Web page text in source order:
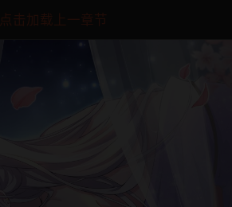
点击加载上一章节